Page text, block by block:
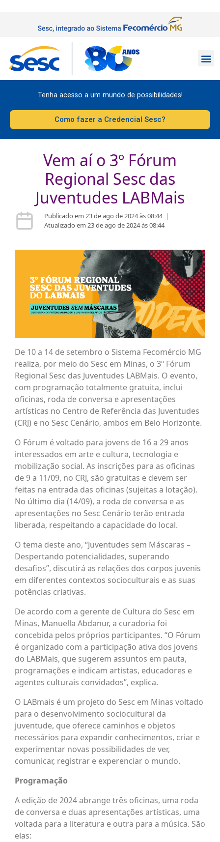
Tenha acesso a um mundo de possibilidades!
Como fazer a Credencial Sesc?
Vem aí o 3º Fórum
Regional Sesc das
Juventudes LABMais
Publicado em 23 de ago de 2024 às 08:44|
Atualizado em 23 de ago de 2024 às 08:44
De 10 a 14 de setembro o Sistema Fecomércio MG
realiza, por meio do Sesc em Minas, o 3º Fórum
Regional Sesc das Juventudes LABMais. O evento,
com programação totalmente gratuita, inclui
oficinas, roda de conversa e apresentações
artísticas no Centro de Referência das Juventudes
(CRJ) e no Sesc Cenário, ambos em Belo Horizonte.
O Fórum é voltado para jovens de 16 a 29 anos
interessados em arte e cultura, tecnologia e
mobilização social. As inscrições para as oficinas
de 9 a 11/09, no CRJ, são gratuitas e devem ser
feitas na entrada das oficinas (sujeitas a lotação).
No último dia (14/09), a roda de conversa e as
apresentações no Sesc Cenário terão entrada
liberada, respeitando a capacidade do local.
O tema deste ano, “Juventudes sem Máscaras –
Despertando potencialidades, superando
desafios”, discutirá as relações dos corpos juvenis
em diferentes contextos socioculturais e as suas
potências criativas.
De acordo com a gerente de Cultura do Sesc em
Minas, Manuella Abdanur, a curadoria foi
concebida pelos próprios participantes. “O Fórum
é organizado com a participação ativa dos jovens
do LABMais, que sugerem assuntos em pauta,
programações e indicam artistas, educadores e
agentes culturais convidados”, explica.
O LABmais é um projeto do Sesc em Minas voltado
para o desenvolvimento sociocultural da
juventude, que oferece caminhos e objetos
necessários para expandir conhecimentos, criar e
experimentar novas possibilidades de ver,
comunicar, registrar e experenciar o mundo.
Programação
A edição de 2024 abrange três oficinas, uma roda
de conversa e duas apresentações artísticas, uma
voltada para a literatura e outra para a música. São
elas: